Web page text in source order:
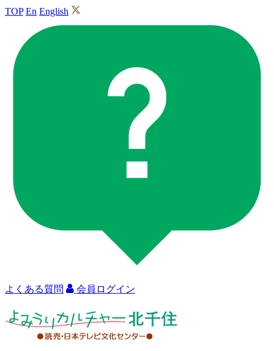
TOP En English
よくある質問 会員ログイン